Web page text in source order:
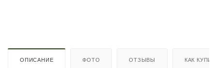
ОПИСАНИЕ ФОТО ОТЗЫВЫ КАК